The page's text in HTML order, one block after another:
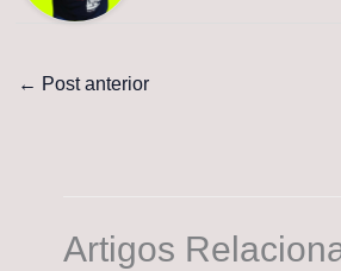
← Post anterior
Artigos